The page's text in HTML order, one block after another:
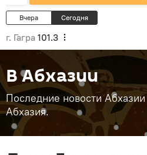
Вчера Сегодня
г. Гагра 101.3
В Абхазии
Последние новости
Абхазия.